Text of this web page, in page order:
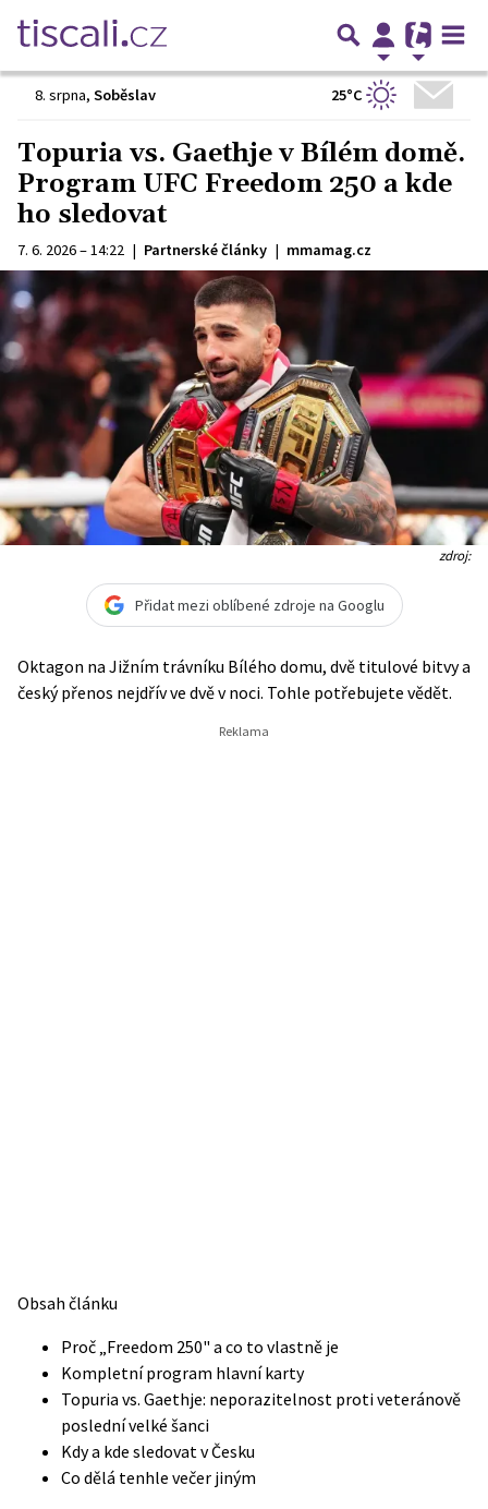
8. srpna, Soběslav 25°C
Topuria vs. Gaethje v Bílém domě.
Program UFC Freedom 250 a kde
ho sledovat
7. 6. 2026 – 14:22 | Partnerské články | mmamag.cz
zdroj:
Přidat mezi oblíbené zdroje na Googlu
Oktagon na Jižním trávníku Bílého domu, dvě titulové bitvy a
český přenos nejdřív ve dvě v noci. Tohle potřebujete vědět.
Obsah článku
Proč „Freedom 250" a co to vlastně je
Kompletní program hlavní karty
Topuria vs. Gaethje: neporazitelnost proti veteránově
poslední velké šanci
Kdy a kde sledovat v Česku
Co dělá tenhle večer jiným